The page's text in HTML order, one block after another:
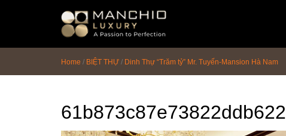
Home / BIỆT THỰ / Dinh Thự “Trăm tỷ” Mr. Tuyến-Mansion Hà Nam
61b873c87e73822ddb622